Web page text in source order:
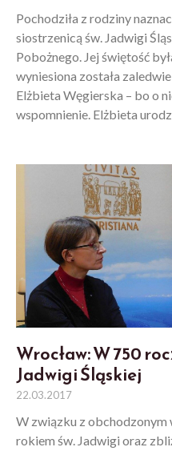
Pochodziła z rodziny
siostrzenicą św. Jadwigi
Pobożnego. Jej świętość
wyniesiona została
Elżbieta Węgierska – bo o
wspomnienie. Elżbieta
Wrocław: W 750
Jadwigi Śląskiej
22.03.2017
W związku z obchodzonym
rokiem św. Jadwigi oraz